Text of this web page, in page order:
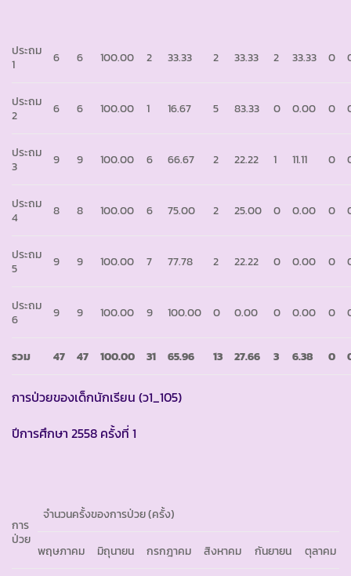
ประถม
1
6 6 100.00 2 33.33 2 33.33 2 33.33 0
ประถม
2
6 6 100.00 1 16.67 5 83.33 0 0.00 0
ประถม
3
9 9 100.00 6 66.67 2 22.22 1 11.11 0
ประถม
4
8 8 100.00 6 75.00 2 25.00 0 0.00 0
ประถม
5
9 9 100.00 7 77.78 2 22.22 0 0.00 0
ประถม
6
9 9 100.00 9 100.00 0 0.00 0 0.00 0
รวม 47 47 100.00 31 65.96 13 27.66 3 6.38 0
การป่วยของเด็กนักเรียน (ว1_105)
ปีการศึกษา 2558 ครั้งที่ 1
การ
ป่วย
จำนวนครั้งของการป่วย (ครั้ง)
พฤษภาคม มิถุนายน กรกฎาคม สิงหาคม กันยายน ตุลาคม